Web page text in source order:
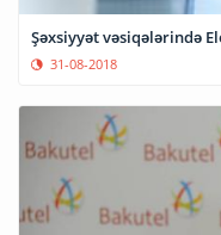
Şəxsiyyət vəsiqələrində
31-08-2018